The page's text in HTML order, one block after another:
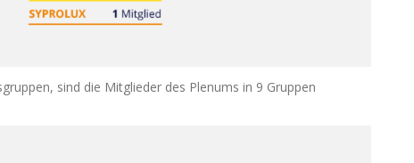
sind die Mitglieder des Plenums in 9 Gruppen